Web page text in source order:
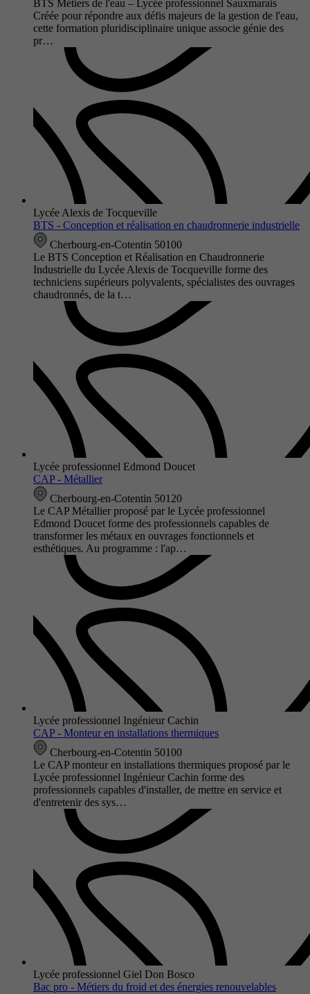
BTS Métiers de l'eau – Lycée professionnel Sauxmarais
Créée pour répondre aux défis majeurs de la gestion de l'eau,
cette formation pluridisciplinaire unique associe génie des
pr…
Lycée Alexis de Tocqueville
BTS - Conception et réalisation en chaudronnerie industrielle
Cherbourg-en-Cotentin 50100
Le BTS Conception et Réalisation en Chaudronnerie
Industrielle du Lycée Alexis de Tocqueville forme des
techniciens supérieurs polyvalents, spécialistes des ouvrages
chaudronnés, de la t…
Lycée professionnel Edmond Doucet
CAP - Métallier
Cherbourg-en-Cotentin 50120
Le CAP Métallier proposé par le Lycée professionnel
Edmond Doucet forme des professionnels capables de
transformer les métaux en ouvrages fonctionnels et
esthétiques. Au programme : l'ap…
Lycée professionnel Ingénieur Cachin
CAP - Monteur en installations thermiques
Cherbourg-en-Cotentin 50100
Le CAP monteur en installations thermiques proposé par le
Lycée professionnel Ingénieur Cachin forme des
professionnels capables d'installer, de mettre en service et
d'entretenir des sys…
Lycée professionnel Giel Don Bosco
Bac pro - Métiers du froid et des énergies renouvelables